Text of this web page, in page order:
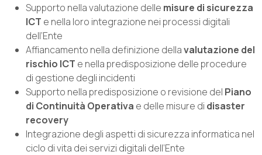
Supporto nella valutazione delle misure di sicurezza
ICT e nella loro integrazione nei processi digitali
dell’Ente
Affiancamento nella definizione dellavalutazione del
rischio ICT e nella predisposizione delle procedure
di gestione degli incidenti
Supporto nella predisposizione o revisione del Piano
di Continuità Operativa e delle misure di disaster
recovery
Integrazione degli aspetti di sicurezza informatica nel
ciclo di vita dei servizi digitali dell’Ente